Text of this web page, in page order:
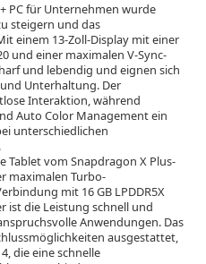
PC für Unternehmen wurde
steigern und das
einem 13-Zoll-Display mit einer
und einer maximalen V-Sync-
und lebendig und eignen sich
Unterhaltung. Der
Interaktion, während
Auto Color Management ein
unterschiedlichen
Tablet vom Snapdragon X Plus-
maximalen Turbo-
mit 16 GB LPDDR5X
ist die Leistung schnell und
Anwendungen. Das
ausgestattet,
die eine schnelle